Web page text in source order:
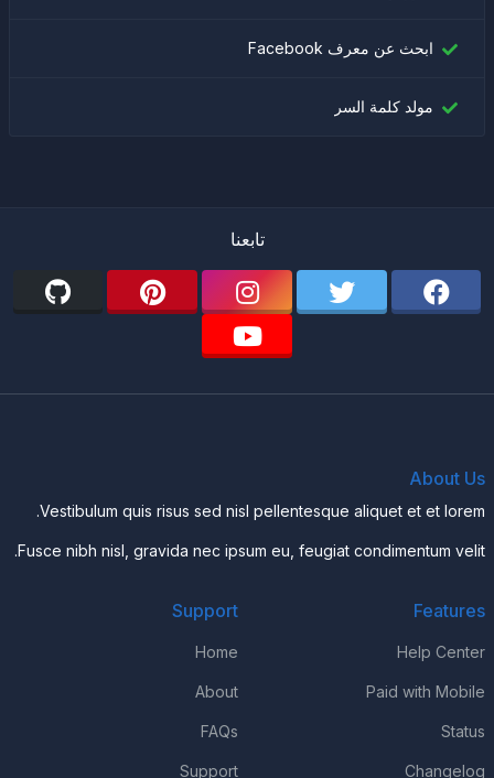
ابحث عن معرف Facebook
مولد كلمة السر
تابعنا
About Us
Vestibulum quis risus sed nisl pellentesque aliquet et et lorem.
Fusce nibh nisl, gravida nec ipsum eu, feugiat condimentum velit.
Features
Help Center
Paid with Mobile
Status
Changelog
Support
Home
About
FAQs
Support